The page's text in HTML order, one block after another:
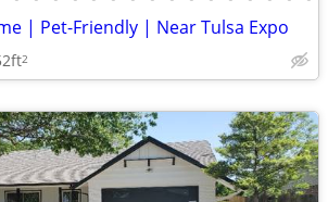
| Pet-Friendly | Near Tulsa Expo
2